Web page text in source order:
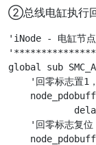
②总线电缸执行
'iNode - 电缸节
global sub
'回零标志置1，
'回零标志复位，